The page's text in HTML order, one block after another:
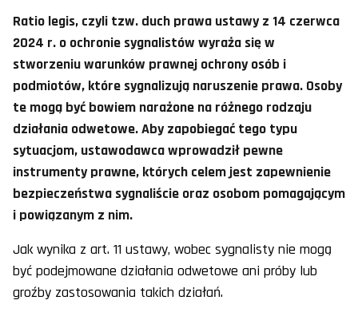
Ratio legis, czyli tzw. duch prawa ustawy z 14 czerwca
2024 r. o ochronie sygnalistów wyraża się w
stworzeniu warunków prawnej ochrony osób i
podmiotów, które sygnalizują naruszenie prawa. Osoby
te mogą być bowiem narażone na różnego rodzaju
działania odwetowe. Aby zapobiegać tego typu
sytuacjom, ustawodawca wprowadził pewne
instrumenty prawne, których celem jest zapewnienie
bezpieczeństwa sygnaliście oraz osobom pomagającym
i powiązanym z nim.
Jak wynika z art. 11 ustawy, wobec sygnalisty nie mogą
być podejmowane działania odwetowe ani próby lub
groźby zastosowania takich działań.